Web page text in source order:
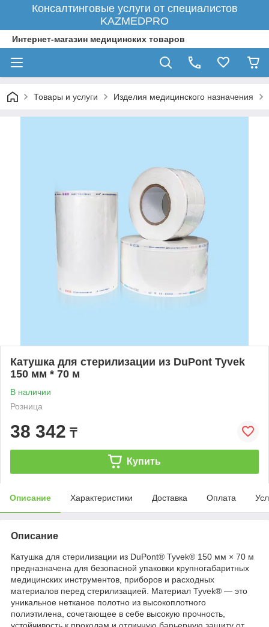
Консалтинговые услуги от специалистов
KAZMEDPRO
Интернет-магазин медицинских товаров
Товары и услуги Изделия медицинского назначения
Катушка для стерилизации из DuPont Tyvek
150 мм * 70 м
В наличии
Розница
38 342 ₸
Купить
Описание Характеристики Доставка Оплата
Описание
Катушка для стерилизации из DuPont® Tyvek® 150 мм × 70 м
предназначена для безопасной упаковки крупногабаритных
медицинских инструментов, приборов и расходных
материалов перед стерилизацией. Материал Tyvek® — это
уникальное нетканое полотно из высокоплотного
полиэтилена, сочетающее в себе высокую прочность,
устойчивость к проколам и отличную барьерную защиту от